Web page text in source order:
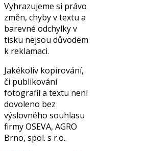
Vyhrazujeme si právo
změn, chyby v textu a
barevné odchylky v
tisku nejsou důvodem
k reklamaci.
Jakékoliv kopírování,
či publikování
fotografií a textu není
dovoleno bez
výslovného souhlasu
firmy OSEVA, AGRO
Brno, spol. s r.o..